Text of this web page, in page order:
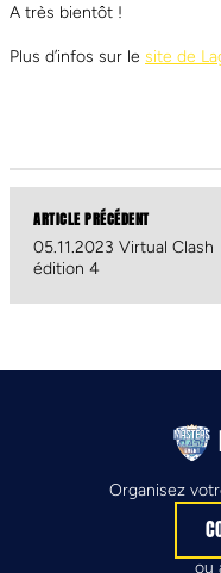
A très bientôt !
Plus d’infos sur le site de
ARTICLE PRÉCÉDENT
05.11.2023 Virtual Clash
édition 4
Organisez
ou